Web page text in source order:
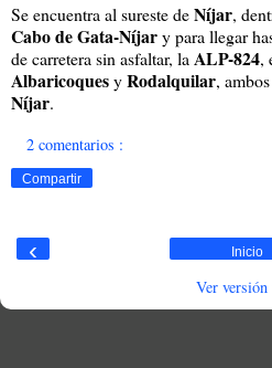
Se encuentra al sureste deNíjar,
Cabo de Gata-Níjary para llegar
de carretera sin asfaltar, laALP-824,
AlbaricoquesyRodalquilar,
Níjar.
2 comentarios :
Compartir
‹ Inicio
Ver versión